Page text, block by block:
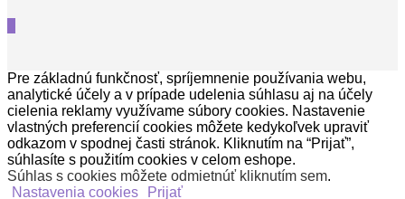
Pre základnú funkčnosť, spríjemnenie používania webu,
analytické účely a v prípade udelenia súhlasu aj na účely
cielenia reklamy využívame súbory cookies. Nastavenie
vlastných preferencií cookies môžete kedykoľvek upraviť
odkazom v spodnej časti stránok. Kliknutím na “Prijať”,
súhlasíte s použitím cookies v celom eshope.
Súhlas s cookies môžete odmietnúť kliknutím sem.
Nastavenia cookies
Prijať